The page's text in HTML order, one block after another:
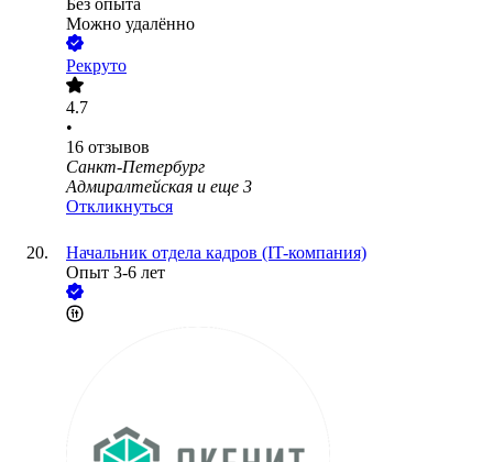
Без опыта
Можно удалённо
Рекруто
4.7
•
16 отзывов
Санкт-Петербург
Адмиралтейская и еще 3
Откликнуться
Начальник отдела кадров (IT-компания)
Опыт 3-6 лет